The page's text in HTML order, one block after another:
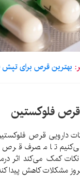
بهترین قرص برای
فلوکستین
دارویی قرص
تا مصرف قرص
نکات کمک می‌کند اثر
مشکلات کاهش پیدا